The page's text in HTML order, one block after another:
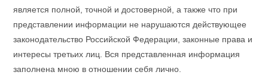
является полной, точной и достоверной, а также что при
представлении информации не нарушаются действующее
законодательство Российской Федерации, законные права и
интересы третьих лиц. Вся представленная информация
заполнена мною в отношении себя лично.